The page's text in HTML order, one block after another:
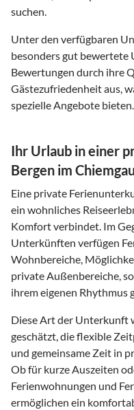
suchen.
Unter den verfügbaren
besonders gut
Bewertungen durch ihre
Gästezufriedenheit aus,
spezielle Angebote bieten.
Ihr Urlaub in einer
Bergen im Chiemgau
Eine private
ein wohnliches
Komfort verbindet. Im
Unterkünften verfügen
Wohnbereiche,
private Außenbereiche,
ihrem eigenen Rhythmus
Diese Art der Unterkunft
geschätzt, die flexible
und gemeinsame Zeit in
Ob für kurze Auszeiten
Ferienwohnungen und
ermöglichen ein